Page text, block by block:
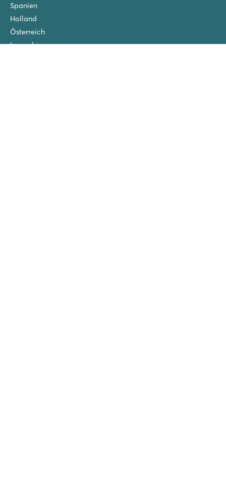
Spanien
Holland
Österreich
Luxemburg